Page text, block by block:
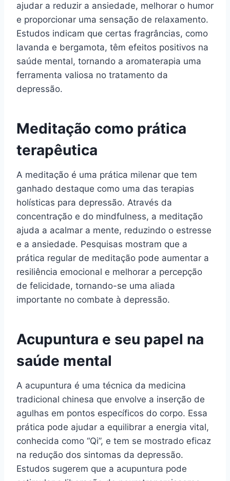
ajudar a reduzir a ansiedade, melhorar o humor
e proporcionar uma sensação de relaxamento.
Estudos indicam que certas fragrâncias, como
lavanda e bergamota, têm efeitos positivos na
saúde mental, tornando a aromaterapia uma
ferramenta valiosa no tratamento da
depressão.
Meditação como prática
terapêutica
A meditação é uma prática milenar que tem
ganhado destaque como uma das terapias
holísticas para depressão. Através da
concentração e do mindfulness, a meditação
ajuda a acalmar a mente, reduzindo o estresse
e a ansiedade. Pesquisas mostram que a
prática regular de meditação pode aumentar a
resiliência emocional e melhorar a percepção
de felicidade, tornando-se uma aliada
importante no combate à depressão.
Acupuntura e seu papel na
saúde mental
A acupuntura é uma técnica da medicina
tradicional chinesa que envolve a inserção de
agulhas em pontos específicos do corpo. Essa
prática pode ajudar a equilibrar a energia vital,
conhecida como “Qi”, e tem se mostrado eficaz
na redução dos sintomas da depressão.
Estudos sugerem que a acupuntura pode